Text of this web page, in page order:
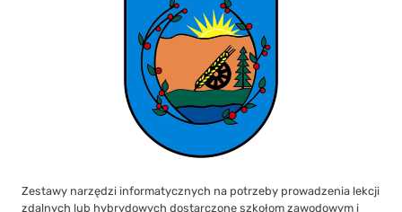
Zestawy narzędzi informatycznych na potrzeby prowadzenia lekcji
zdalnych lub hybrydowych dostarczone szkołom zawodowym i